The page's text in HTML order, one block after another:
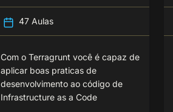
47 Aulas
Com o Terragrunt você é capaz de
aplicar boas praticas de
desenvolvimento ao código de
Infrastructure as a Code